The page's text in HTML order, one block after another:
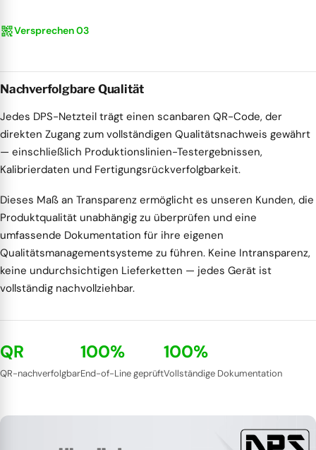
qr_code_2Versprechen 03
Nachverfolgbare Qualität
Jedes DPS-Netzteil trägt einen scanbaren QR-Code, der
direkten Zugang zum vollständigen Qualitätsnachweis gewährt
— einschließlich Produktionslinien-Testergebnissen,
Kalibrierdaten und Fertigungsrückverfolgbarkeit.
Dieses Maß an Transparenz ermöglicht es unseren Kunden, die
Produktqualität unabhängig zu überprüfen und eine
umfassende Dokumentation für ihre eigenen
Qualitätsmanagementsysteme zu führen. Keine Intransparenz,
keine undurchsichtigen Lieferketten — jedes Gerät ist
vollständig nachvollziehbar.
QR
QR-nachverfolgbar
100%
End-of-Line geprüft
100%
Vollständige Dokumentation